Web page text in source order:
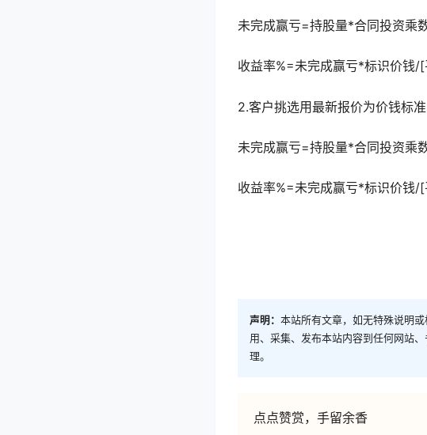
未完成赢亏=持股量*合同投资乘
收益率%=未完成赢亏*标识价钱
2.客户挑选用最新报价为价钱标
未完成赢亏=持股量*合同投资乘
收益率%=未完成赢亏*标识价钱
声明： 本站所有文章，如无特殊说明
用、采集、发布本站内容到任何网站
理。
点点赞赏，手留余香